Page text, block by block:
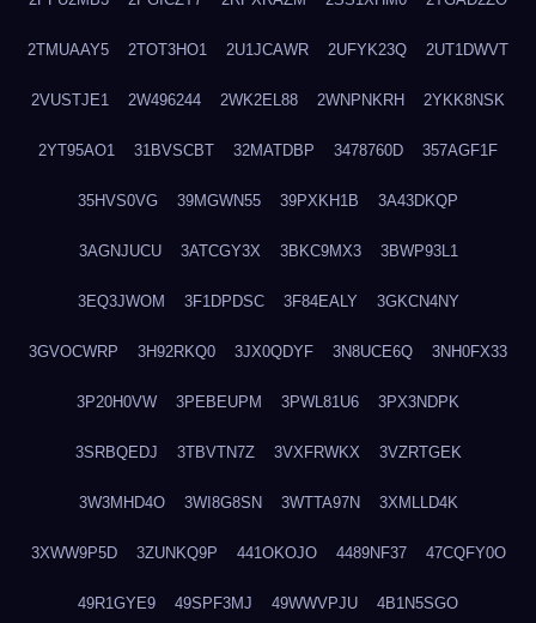
2TMUAAY5 2TOT3HO1 2U1JCAWR 2UFYK23Q 2UT1DWVT
2VUSTJE1 2W496244 2WK2EL88 2WNPNKRH 2YKK8NSK
2YT95AO1 31BVSCBT 32MATDBP 3478760D 357AGF1F
35HVS0VG 39MGWN55 39PXKH1B 3A43DKQP
3AGNJUCU 3ATCGY3X 3BKC9MX3 3BWP93L1
3EQ3JWOM 3F1DPDSC 3F84EALY 3GKCN4NY
3GVOCWRP 3H92RKQ0 3JX0QDYF 3N8UCE6Q 3NH0FX33
3P20H0VW 3PEBEUPM 3PWL81U6 3PX3NDPK
3SRBQEDJ 3TBVTN7Z 3VXFRWKX 3VZRTGEK
3W3MHD4O 3WI8G8SN 3WTTA97N 3XMLLD4K
3XWW9P5D 3ZUNKQ9P 441OKOJO 4489NF37 47CQFY0O
49R1GYE9 49SPF3MJ 49WWVPJU 4B1N5SGO